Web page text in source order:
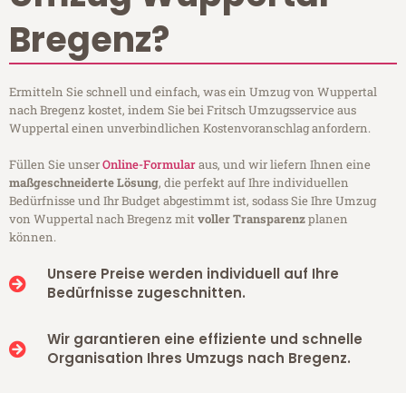
Bregenz?
Ermitteln Sie schnell und einfach, was ein Umzug von Wuppertal
nach Bregenz kostet, indem Sie bei Fritsch Umzugsservice aus
Wuppertal einen unverbindlichen Kostenvoranschlag anfordern.
Füllen Sie unserOnline-Formularaus, und wir liefern Ihnen eine
maßgeschneiderte Lösung, die perfekt auf Ihre individuellen
Bedürfnisse und Ihr Budget abgestimmt ist, sodass Sie Ihre Umzug
von Wuppertal nach Bregenz mitvoller Transparenzplanen
können.
Unsere Preise werden individuell auf Ihre
Bedürfnisse zugeschnitten.
Wir garantieren eine effiziente und schnelle
Organisation Ihres Umzugs nach Bregenz.